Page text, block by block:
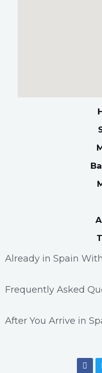
Already in Spain
Frequently Asked
After You Arrive in
F
a